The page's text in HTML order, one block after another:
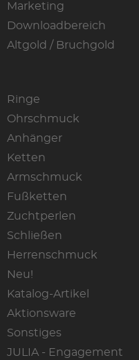
Marketing
Downloadbereich
Altgold / Bruchgold
Ringe
Ohrschmuck
Anhänger
Ketten
Armschmuck
Fußketten
Zuchtperlen
Schließen
Herrenschmuck
Neu!
Katalog-Artikel
Aktionsware
Sonstiges
JULIA - Engagement